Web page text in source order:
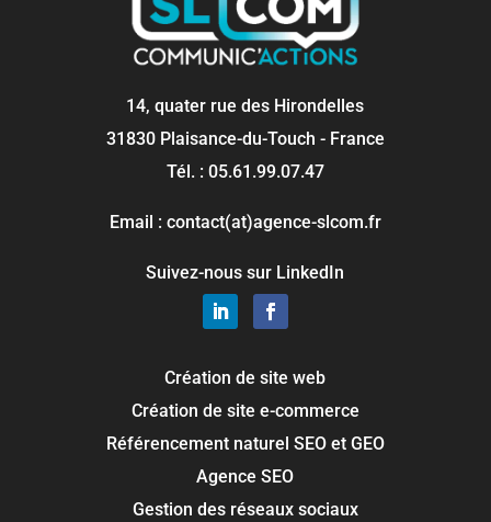
14, quater rue des Hirondelles
31830 Plaisance-du-Touch - France
Tél. : 05.61.99.07.47
Email : contact(at)agence-slcom.fr
Suivez-nous sur LinkedIn
Création de site web
Création de site e-commerce
Référencement naturel SEO et GEO
Agence SEO
Gestion des réseaux sociaux